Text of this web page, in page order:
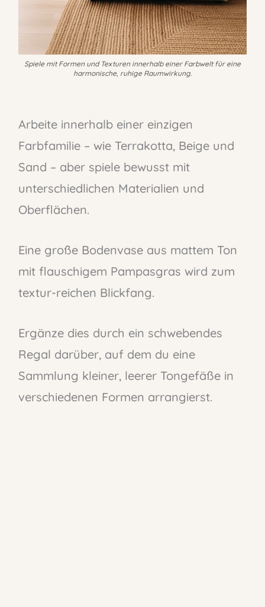
Spiele mit Formen und Texturen innerhalb einer Farbwelt für eine
harmonische, ruhige Raumwirkung.
Arbeite innerhalb einer einzigen
Farbfamilie – wie Terrakotta, Beige und
Sand – aber spiele bewusst mit
unterschiedlichen Materialien und
Oberflächen.
Eine große Bodenvase aus mattem Ton
mit flauschigem Pampasgras wird zum
textur-reichen Blickfang.
Ergänze dies durch ein schwebendes
Regal darüber, auf dem du eine
Sammlung kleiner, leerer Tongefäße in
verschiedenen Formen arrangierst.